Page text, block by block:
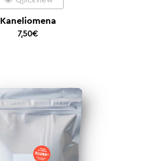
Kaneliomena
7,50€